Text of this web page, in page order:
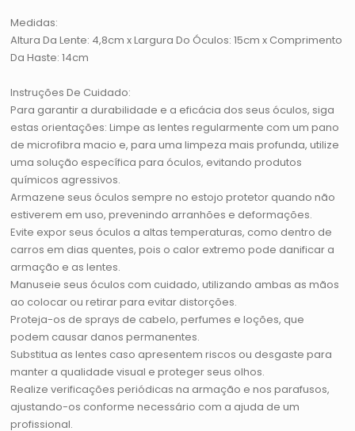
Medidas:
Altura Da Lente: 4,8cm x Largura Do Óculos: 15cm x Comprimento
Da Haste: 14cm
Instruções De Cuidado:
Para garantir a durabilidade e a eficácia dos seus óculos, siga
estas orientações: Limpe as lentes regularmente com um pano
de microfibra macio e, para uma limpeza mais profunda, utilize
uma solução específica para óculos, evitando produtos
químicos agressivos.
Armazene seus óculos sempre no estojo protetor quando não
estiverem em uso, prevenindo arranhões e deformações.
Evite expor seus óculos a altas temperaturas, como dentro de
carros em dias quentes, pois o calor extremo pode danificar a
armação e as lentes.
Manuseie seus óculos com cuidado, utilizando ambas as mãos
ao colocar ou retirar para evitar distorções.
Proteja-os de sprays de cabelo, perfumes e loções, que
podem causar danos permanentes.
Substitua as lentes caso apresentem riscos ou desgaste para
manter a qualidade visual e proteger seus olhos.
Realize verificações periódicas na armação e nos parafusos,
ajustando-os conforme necessário com a ajuda de um
profissional.